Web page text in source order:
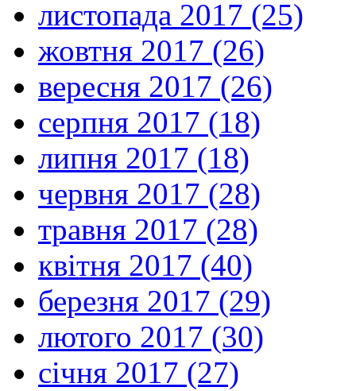
листопада 2017 (25)
жовтня 2017 (26)
вересня 2017 (26)
серпня 2017 (18)
липня 2017 (18)
червня 2017 (28)
травня 2017 (28)
квітня 2017 (40)
березня 2017 (29)
лютого 2017 (30)
січня 2017 (27)